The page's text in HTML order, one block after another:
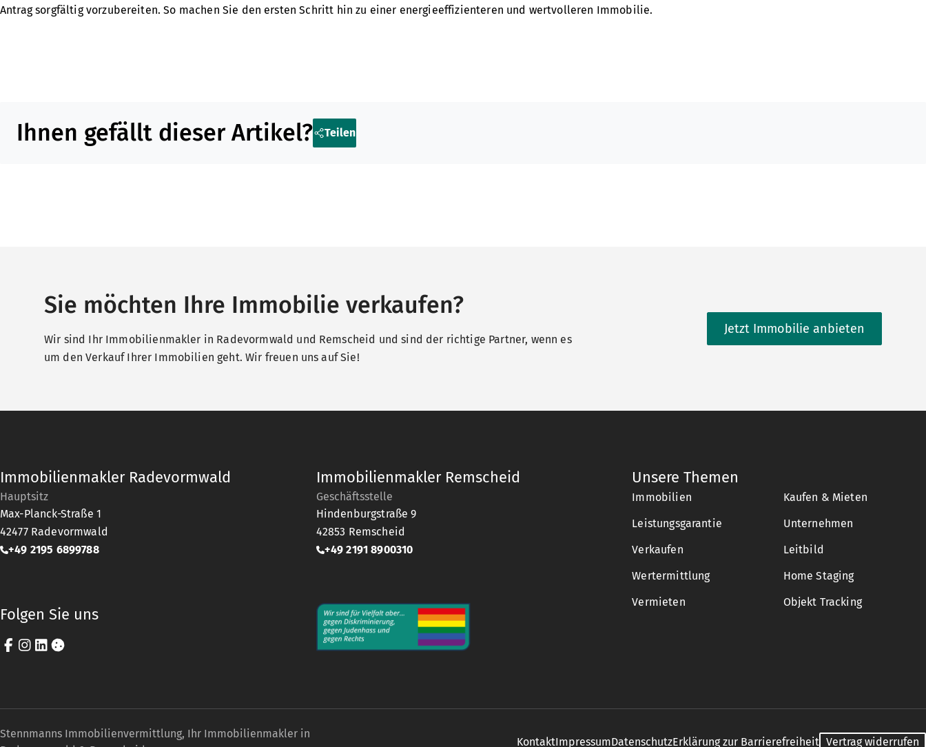
Antrag sorgfältig vorzubereiten. So machen Sie den ersten Schritt hin zu einer energieeffizienteren und wertvolleren Immobilie.
Ihnen gefällt dieser Artikel? Teilen
Sie möchten Ihre Immobilie verkaufen?
Wir sind Ihr Immobilienmakler in Radevormwald und Remscheid und sind der richtige Partner, wenn es
um den Verkauf Ihrer Immobilien geht. Wir freuen uns auf Sie!
Jetzt Immobilie anbieten
Immobilienmakler Radevormwald
Hauptsitz
Max-Planck-Straße 1
42477 Radevormwald
+49 2195 6899788
Immobilienmakler Remscheid
Geschäftsstelle
Hindenburgstraße 9
42853 Remscheid
+49 2191 8900310
Unsere Themen
Immobilien
Kaufen & Mieten
Leistungsgarantie
Unternehmen
Verkaufen
Leitbild
Wertermittlung
Home Staging
Vermieten
Objekt Tracking
Folgen Sie uns
Facebook
Instagram
LinkedIn
Cookie-Einstellungen
Stennmanns Immobilienvermittlung, Ihr Immobilienmakler in
KontaktImpressumDatenschutzErklärung zur Barrierefreiheit Vertrag widerrufen